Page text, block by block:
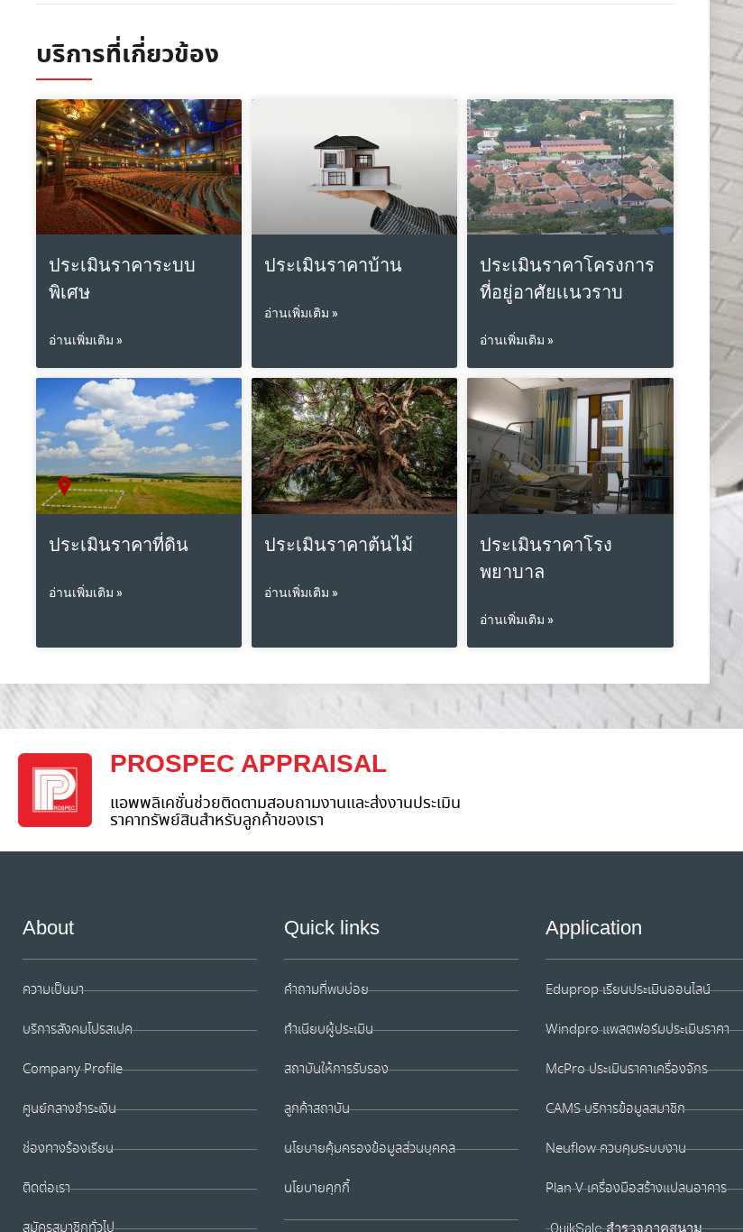
บริการที่เกี่ยวข้อง
ประเมินราคาระบบ
พิเศษ
อ่านเพิ่มเติม »
ประเมินราคาบ้าน
อ่านเพิ่มเติม »
ประเมินราคาโครงการ
ที่อยู่อาศัยเเนวราบ
อ่านเพิ่มเติม »
ประเมินราคาที่ดิน
อ่านเพิ่มเติม »
ประเมินราคาต้นไม้
อ่านเพิ่มเติม »
ประเมินราคาโรง
พยาบาล
อ่านเพิ่มเติม »
PROSPEC APPRAISAL
แอพพลิเคชั่นช่วยติดตามสอบถามงานและส่งงานประเมิน
ราคาทรัพย์สินสำหรับลูกค้าของเรา
About
ความเป็นมา
บริการสังคมโปรสเปค
Company Profile
ศูนย์กลางชำระเงิน
ช่องทางร้องเรียน
ติดต่อเรา
Quick links
คำถามที่พบบ่อย
ทำเนียบผู้ประเมิน
สถาบันให้การรับรอง
ลูกค้าสถาบัน
นโยบายคุ้มครองข้อมูลส่วนบุคคล
นโยบายคุกกี้
Application
Eduprop เรียนประเมินออนไลน์
Windpro แพลตฟอร์มประเมินราคา
McPro ประเมินราคาเครื่องจักร
CAMS บริการข้อมูลสมาชิก
Neuflow ควบคุมระบบงาน
Plan V เครื่องมือสร้างแปลนอาคาร
QuikSale สำรวจภาคสนาม